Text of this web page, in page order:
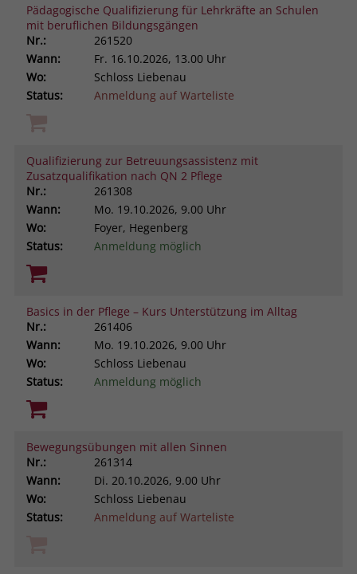
Pädagogische Qualifizierung für Lehrkräfte an Schulen
mit beruflichen Bildungsgängen
Nr.:
261520
Wann:
Fr. 16.10.2026, 13.00 Uhr
Wo:
Schloss Liebenau
Status:
Anmeldung auf Warteliste
Qualifizierung zur Betreuungsassistenz mit
Zusatzqualifikation nach QN 2 Pflege
Nr.:
261308
Wann:
Mo. 19.10.2026, 9.00 Uhr
Wo:
Foyer, Hegenberg
Status:
Anmeldung möglich
Basics in der Pflege – Kurs Unterstützung im Alltag
Nr.:
261406
Wann:
Mo. 19.10.2026, 9.00 Uhr
Wo:
Schloss Liebenau
Status:
Anmeldung möglich
Bewegungsübungen mit allen Sinnen
Nr.:
261314
Wann:
Di. 20.10.2026, 9.00 Uhr
Wo:
Schloss Liebenau
Status:
Anmeldung auf Warteliste